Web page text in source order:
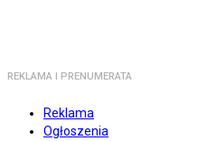
REKLAMA I PRENUMERATA
Reklama
Ogłoszenia